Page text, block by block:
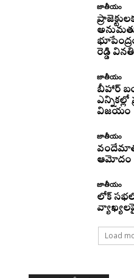
జాతీయం
రెడ్డి వినతి
జాతీయం
బీహార్
విజయం
జాతీయం
ఆమోదం
జాతీయం
లోక్
Load